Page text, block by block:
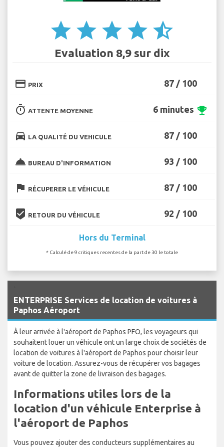
star star star star star_half
Evaluation 8,9 sur dix
credit_card PRIX 87 / 100
timer ATTENTE MOYENNE 6 minutes emoji_events
directions_car LA QUALITÉ DU VEHICULE 87 / 100
room_service BUREAU D'INFORMATION 93 / 100
flag RÉCUPERER LE VÉHICULE 87 / 100
beenhere RETOUR DU VÉHICULE 92 / 100
Hors du Terminal
* Calculé de 9 critiques recentes de la part de 30 le totale
ENTERPRISE Services de location de voitures à
Paphos Aéroport
À leur arrivée à l'aéroport de Paphos PFO, les voyageurs qui
souhaitent louer un véhicule ont un large choix de sociétés de
location de voitures à l'aéroport de Paphos pour choisir leur
voiture de location. Assurez-vous de récupérer vos bagages
avant de quitter la zone de livraison des bagages.
Informations utiles lors de la
location d'un véhicule Enterprise à
l'aéroport de Paphos
Vous pouvez ajouter des conducteurs supplémentaires au